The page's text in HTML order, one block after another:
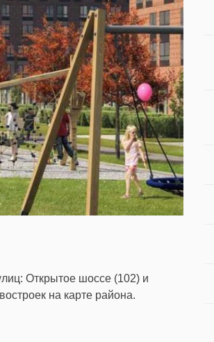
Открытое шоссе (102) и
на карте района.